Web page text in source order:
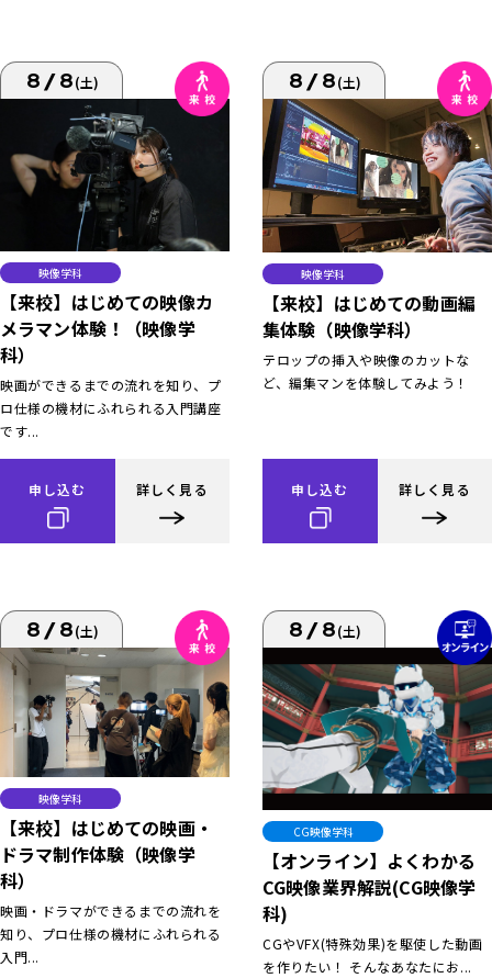
8/8(土)
映像学科
【来校】はじめての映像カ
メラマン体験！（映像学
科）
映画ができるまでの流れを知り、プ
ロ仕様の機材にふれられる入門講座
です...
申し込む 詳しく見る
8/8(土)
映像学科
【来校】はじめての動画編
集体験（映像学科）
テロップの挿入や映像のカットな
ど、編集マンを体験してみよう！
申し込む 詳しく見る
8/8(土)
映像学科
【来校】はじめての映画・
ドラマ制作体験（映像学
科）
映画・ドラマができるまでの流れを
知り、プロ仕様の機材にふれられる
入門...
8/8(土)
CG映像学科
【オンライン】よくわかる
CG映像業界解説(CG映像学
科)
CGやVFX(特殊効果)を駆使した動画
を作りたい！ そんなあなたにお...